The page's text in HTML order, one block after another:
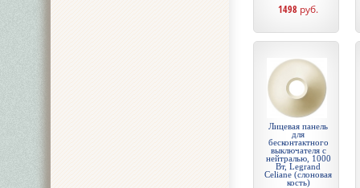
1498 руб.
Лицевая панель
для
бесконтактного
выключателя с
нейтралью, 1000
Вт, Legrand
Celiane (слоновая
кость)